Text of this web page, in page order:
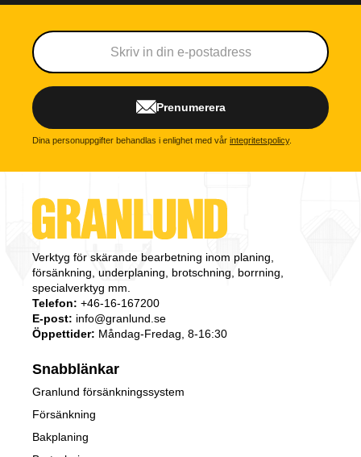
Prenumerera
Dina personuppgifter behandlas i enlighet med vår integritetspolicy.
Verktyg för skärande bearbetning inom planing,
försänkning, underplaning, brotschning, borrning,
specialverktyg mm.
Telefon: +46-16-167200
E-post: info@granlund.se
Öppettider: Måndag-Fredag, 8-16:30
Snabblänkar
Granlund försänkningssystem
Försänkning
Bakplaning